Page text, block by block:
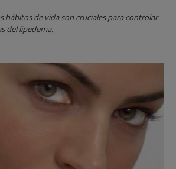
hábitos de vida son cruciales para controlar
del lipedema.